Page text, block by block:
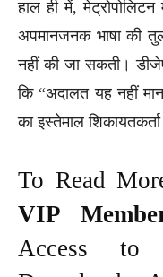
हाल ही में,
अपमानजनक भाषा की
नहीं की जा सकती।
कि “अदालत यह नहीं
का इस्तेमाल
To Read
VIP
Access